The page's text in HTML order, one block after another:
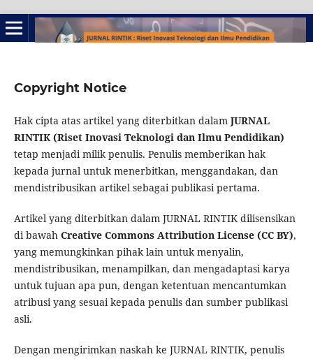
Copyright Notice
Hak cipta atas artikel yang diterbitkan dalam JURNAL
RINTIK (Riset Inovasi Teknologi dan Ilmu Pendidikan)
tetap menjadi milik penulis. Penulis memberikan hak
kepada jurnal untuk menerbitkan, menggandakan, dan
mendistribusikan artikel sebagai publikasi pertama.
Artikel yang diterbitkan dalam JURNAL RINTIK dilisensikan
di bawah Creative Commons Attribution License (CC BY),
yang memungkinkan pihak lain untuk menyalin,
mendistribusikan, menampilkan, dan mengadaptasi karya
untuk tujuan apa pun, dengan ketentuan mencantumkan
atribusi yang sesuai kepada penulis dan sumber publikasi
asli.
Dengan mengirimkan naskah ke JURNAL RINTIK, penulis